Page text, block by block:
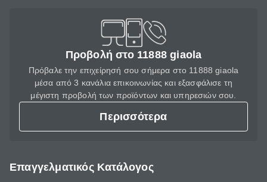
Προβολή στο 11888 giaola
Πρόβαλε την επιχείρησή σου σήμερα στο 11888 giaola
μέσα από 3 κανάλια επικοινωνίας και εξασφάλισε τη
μέγιστη προβολή των προϊόντων και υπηρεσιών σου.
Περισσότερα
Επαγγελματικός Κατάλογος